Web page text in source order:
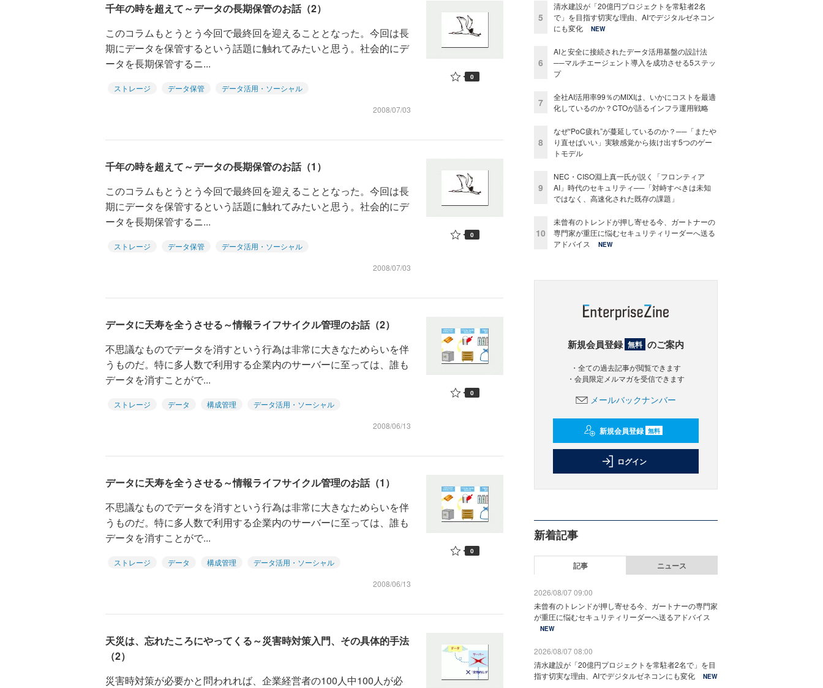
千年の時を超えて～データの長期保管のお話（2）
このコラムもとうとう今回で最終回を迎えることとなった。今回は長
期にデータを保管するという話題に触れてみたいと思う。社会的にデ
ータを長期保管するニ...
ストレージ データ保管 データ活用・ソーシャル
2008/07/03
0
千年の時を超えて～データの長期保管のお話（1）
このコラムもとうとう今回で最終回を迎えることとなった。今回は長
期にデータを保管するという話題に触れてみたいと思う。社会的にデ
ータを長期保管するニ...
ストレージ データ保管 データ活用・ソーシャル
2008/07/03
0
データに天寿を全うさせる～情報ライフサイクル管理のお話（2）
不思議なものでデータを消すという行為は非常に大きなためらいを伴
うものだ。特に多人数で利用する企業内のサーバーに至っては、誰も
データを消すことがで...
ストレージ データ 構成管理 データ活用・ソーシャル
2008/06/13
0
データに天寿を全うさせる～情報ライフサイクル管理のお話（1）
不思議なものでデータを消すという行為は非常に大きなためらいを伴
うものだ。特に多人数で利用する企業内のサーバーに至っては、誰も
データを消すことがで...
ストレージ データ 構成管理 データ活用・ソーシャル
2008/06/13
0
天災は、忘れたころにやってくる～災害時対策入門、その具体的手法
（2）
災害時対策が必要かと問われれば、企業経営者の100人中100人が必
5
清水建設が「20億円プロジェクトを常駐者2名
で」を目指す切実な理由、AIでデジタルゼネコン
にも変化
NEW
6
AIと安全に接続されたデータ活用基盤の設計法
──マルチエージェント導入を成功させる5ステッ
プ
7
全社AI活用率99％のMIXIは、いかにコストを最適
化しているのか？CTOが語るインフラ運用戦略
8
なぜ“PoC疲れ”が蔓延しているのか？──「またや
り直せばいい」実験感覚から抜け出す5つのゲー
トモデル
9
NEC・CISO淵上真一氏が説く「フロンティア
AI」時代のセキュリティ──「対峙すべきは未知
ではなく、高速化された既存の課題」
10
未曾有のトレンドが押し寄せる今、ガートナーの
専門家が重圧に悩むセキュリティリーダーへ送る
アドバイス
NEW
新規会員登録 無料 のご案内
・全ての過去記事が閲覧できます
・会員限定メルマガを受信できます
メールバックナンバー
新規会員登録 無料
ログイン
新着記事
記事 ニュース
2026/08/07 09:00
未曾有のトレンドが押し寄せる今、ガートナーの専門家
が重圧に悩むセキュリティリーダーへ送るアドバイス
NEW
2026/08/07 08:00
清水建設が「20億円プロジェクトを常駐者2名で」を目
指す切実な理由、AIでデジタルゼネコンにも変化
NEW